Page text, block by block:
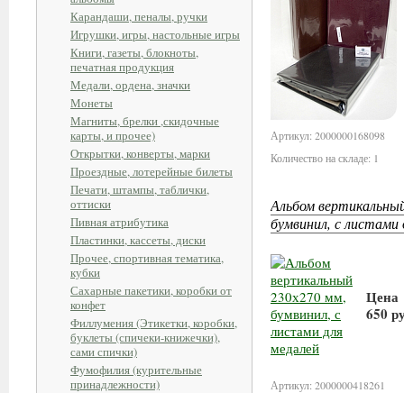
Карандаши, пеналы, ручки
Игрушки, игры, настольные игры
Книги, газеты, блокноты,
печатная продукция
Медали, ордена, значки
Монеты
Магниты, брелки ,скидочные
карты, и прочее)
Открытки, конверты, марки
Проездные, лотерейные билеты
Печати, штампы, таблички,
оттиски
Пивная атрибутика
Пластинки, кассеты, диски
Прочее, спортивная тематика,
кубки
Сахарные пакетики, коробки от
конфет
Филлумения (Этикетки, коробки,
буклеты (спичеки-книжечки),
сами спички)
Фумофилия (курительные
принадлежности)
Артикул: 2000000168098
Количество на складе: 1
Альбом
бумвинил, с листами
Цена
650
Артикул: 2000000418261